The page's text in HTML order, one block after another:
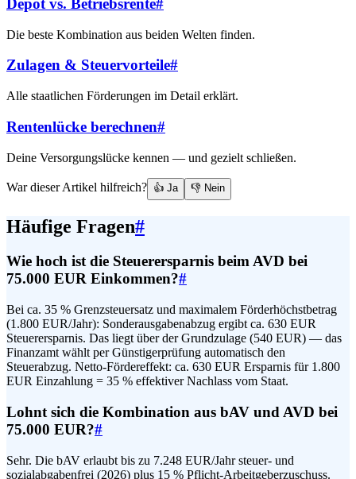
Depot vs. Betriebsrente#
Die beste Kombination aus beiden Welten finden.
Zulagen & Steuervorteile#
Alle staatlichen Förderungen im Detail erklärt.
Rentenlücke berechnen#
Deine Versorgungslücke kennen — und gezielt schließen.
War dieser Artikel hilfreich? 👍 Ja 👎 Nein
Häufige Fragen#
Wie hoch ist die Steuerersparnis beim AVD bei
75.000 EUR Einkommen?#
Bei ca. 35 % Grenzsteuersatz und maximalem Förderhöchstbetrag
(1.800 EUR/Jahr): Sonderausgabenabzug ergibt ca. 630 EUR
Steuerersparnis. Das liegt über der Grundzulage (540 EUR) — das
Finanzamt wählt per Günstigerprüfung automatisch den
Steuerabzug. Netto-Fördereffekt: ca. 630 EUR Ersparnis für 1.800
EUR Einzahlung = 35 % effektiver Nachlass vom Staat.
Lohnt sich die Kombination aus bAV und AVD bei
75.000 EUR?#
Sehr. Die bAV erlaubt bis zu 7.248 EUR/Jahr steuer- und
sozialabgabenfrei (2026) plus 15 % Pflicht-Arbeitgeberzuschuss.